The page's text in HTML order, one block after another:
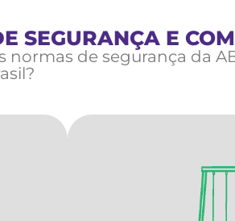
SEGURANÇA E
normas de segurança da